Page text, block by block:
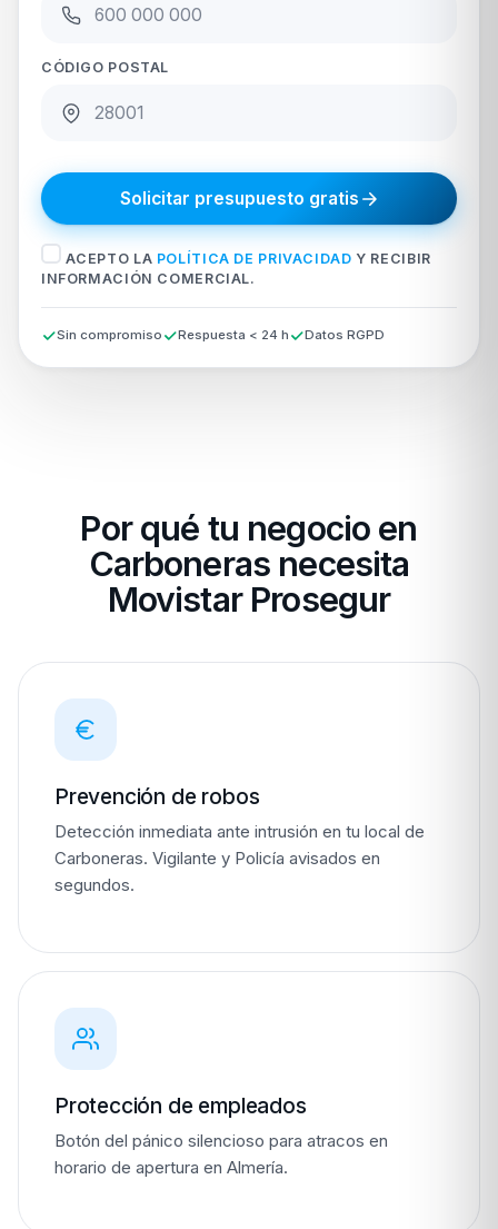
CÓDIGO POSTAL
Solicitar presupuesto gratis
ACEPTO LA POLÍTICA DE PRIVACIDAD Y RECIBIR
INFORMACIÓN COMERCIAL.
Sin compromiso Respuesta < 24 h Datos RGPD
Por qué tu negocio en
Carboneras necesita
Movistar Prosegur
Prevención de robos
Detección inmediata ante intrusión en tu local de
Carboneras. Vigilante y Policía avisados en
segundos.
Protección de empleados
Botón del pánico silencioso para atracos en
horario de apertura en Almería.